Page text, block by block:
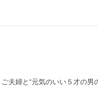
夫婦と“元気のいい５才の男